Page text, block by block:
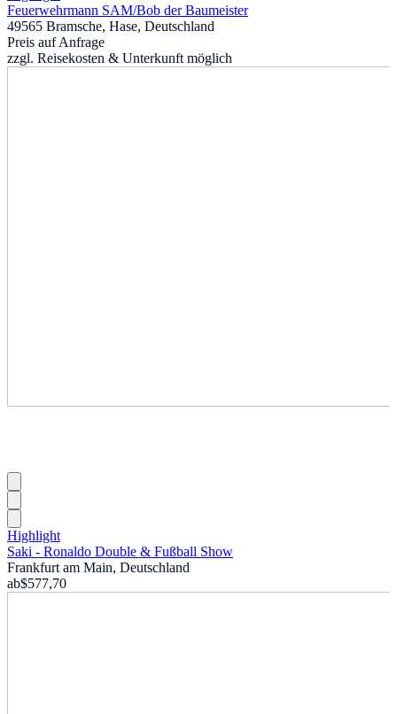
Feuerwehrmann SAM/Bob der Baumeister
49565 Bramsche, Hase, Deutschland
Preis auf Anfrage
zzgl. Reisekosten & Unterkunft möglich
Highlight
Saki - Ronaldo Double & Fußball Show
Frankfurt am Main, Deutschland
ab$577,70